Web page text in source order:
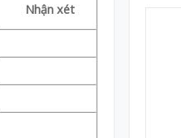
Nhận xét